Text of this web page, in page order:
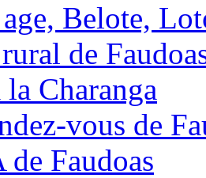
Belote,
de
la Charanga
vous de
Faudoas